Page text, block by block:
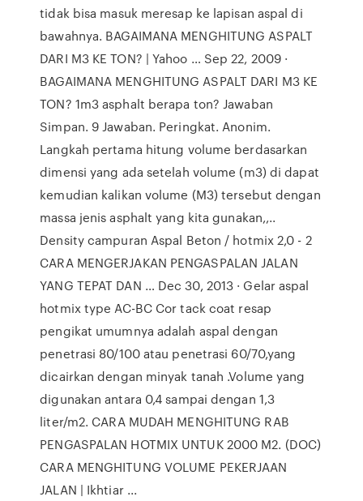
tidak bisa masuk meresap ke lapisan aspal di
bawahnya. BAGAIMANA MENGHITUNG ASPALT
DARI M3 KE TON? | Yahoo … Sep 22, 2009 ·
BAGAIMANA MENGHITUNG ASPALT DARI M3 KE
TON? 1m3 asphalt berapa ton? Jawaban
Simpan. 9 Jawaban. Peringkat. Anonim.
Langkah pertama hitung volume berdasarkan
dimensi yang ada setelah volume (m3) di dapat
kemudian kalikan volume (M3) tersebut dengan
massa jenis asphalt yang kita gunakan,,..
Density campuran Aspal Beton / hotmix 2,0 - 2
CARA MENGERJAKAN PENGASPALAN JALAN
YANG TEPAT DAN … Dec 30, 2013 · Gelar aspal
hotmix type AC-BC Cor tack coat resap
pengikat umumnya adalah aspal dengan
penetrasi 80/100 atau penetrasi 60/70,yang
dicairkan dengan minyak tanah .Volume yang
digunakan antara 0,4 sampai dengan 1,3
liter/m2. CARA MUDAH MENGHITUNG RAB
PENGASPALAN HOTMIX UNTUK 2000 M2. (DOC)
CARA MENGHITUNG VOLUME PEKERJAAN
JALAN | Ikhtiar ...